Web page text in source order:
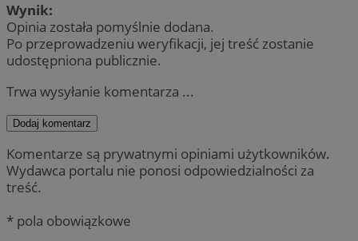
Wynik:
Opinia została pomyślnie dodana.
Po przeprowadzeniu weryfikacji, jej treść zostanie
udostępniona publicznie.
Trwa wysyłanie komentarza ...
Dodaj komentarz
Komentarze są prywatnymi opiniami użytkowników.
Wydawca portalu nie ponosi odpowiedzialności za
treść.
* pola obowiązkowe